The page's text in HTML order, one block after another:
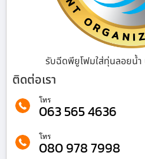
รับฉีดพียูโฟมใส่ทุ่นลอยน้ำ
ติดต่อเรา
โทร
063 565 4636
โทร
080 978 7998